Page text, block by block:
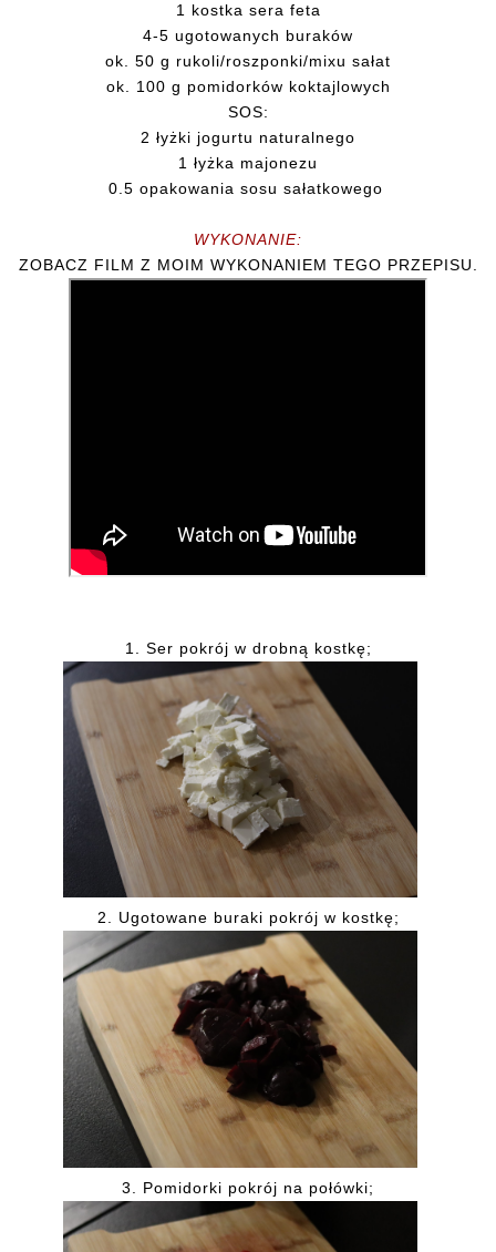
1 kostka sera feta
4-5 ugotowanych buraków
ok. 50 g rukoli/roszponki/mixu sałat
ok. 100 g pomidorków koktajlowych
SOS:
2 łyżki jogurtu naturalnego
1 łyżka majonezu
0.5 opakowania sosu sałatkowego
WYKONANIE:
ZOBACZ FILM Z MOIM WYKONANIEM TEGO PRZEPISU.
1. Ser pokrój w drobną kostkę;
2. Ugotowane buraki pokrój w kostkę;
3. Pomidorki pokrój na połówki;